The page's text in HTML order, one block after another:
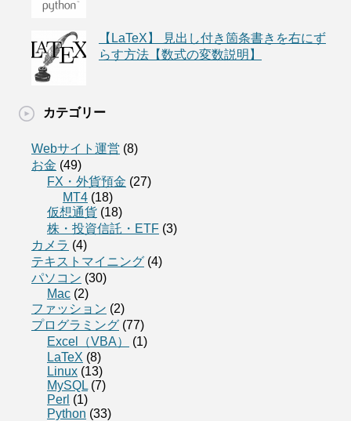
【LaTeX】 見出し付き箇条書きを右にず
らす方法【数式の変数説明】
カテゴリー
Webサイト運営 (8)
お金 (49)
FX・外貨預金 (27)
MT4 (18)
仮想通貨 (18)
株・投資信託・ETF (3)
カメラ (4)
テキストマイニング (4)
パソコン (30)
Mac (2)
ファッション (2)
プログラミング (77)
Excel（VBA）
(1)
LaTeX (8)
Linux (13)
MySQL (7)
Perl (1)
Python (33)